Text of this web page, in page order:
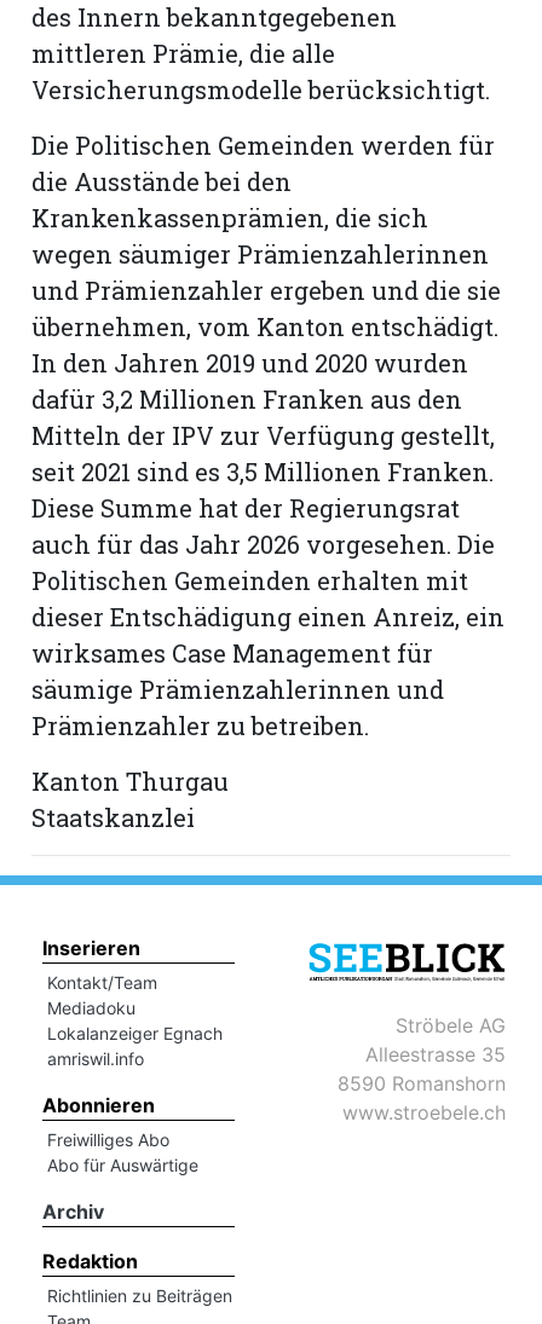
des Innern bekanntgegebenen
mittleren Prämie, die alle
Versicherungsmodelle berücksichtigt.
Die Politischen Gemeinden werden für
die Ausstände bei den
Krankenkassenprämien, die sich
wegen säumiger Prämienzahlerinnen
und Prämienzahler ergeben und die sie
übernehmen, vom Kanton entschädigt.
In den Jahren 2019 und 2020 wurden
dafür 3,2 Millionen Franken aus den
Mitteln der IPV zur Verfügung gestellt,
seit 2021 sind es 3,5 Millionen Franken.
Diese Summe hat der Regierungsrat
auch für das Jahr 2026 vorgesehen. Die
Politischen Gemeinden erhalten mit
dieser Entschädigung einen Anreiz, ein
wirksames Case Management für
säumige Prämienzahlerinnen und
Prämienzahler zu betreiben.
Kanton Thurgau
Staatskanzlei
Inserieren
Kontakt/Team
Mediadoku
Lokalanzeiger Egnach
amriswil.info
Abonnieren
Freiwilliges Abo
Abo für Auswärtige
Archiv
Redaktion
Richtlinien zu Beiträgen
Ströbele AG
Alleestrasse 35
8590 Romanshorn
www.stroebele.ch